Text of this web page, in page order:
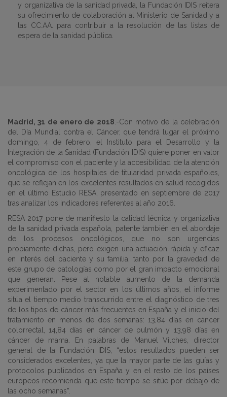
y organizativa de la sanidad privada, la Fundación IDIS reitera
su ofrecimiento de colaboración al Ministerio de Sanidad y a
las CC.AA. para contribuir a la resolución de las listas de
espera de la sanidad pública.
Madrid, 31 de enero de 2018 .-Con motivo de la celebración
del Día Mundial contra el Cáncer, que tendrá lugar el próximo
domingo, 4 de febrero, el Instituto para el Desarrollo y la
Integración de la Sanidad (Fundación IDIS) quiere poner en valor
el compromiso con el paciente y la accesibilidad de la atención
oncológica de los hospitales de titularidad privada españoles,
que se reflejan en los excelentes resultados en salud recogidos
en el último Estudio RESA, presentado en septiembre de 2017
tras analizar los indicadores referentes al año 2016.
RESA 2017 pone de manifiesto la calidad técnica y organizativa
de la sanidad privada española, patente también en el abordaje
de los procesos oncológicos, que no son urgencias
propiamente dichas, pero exigen una actuación rápida y eficaz
en interés del paciente y su familia, tanto por la gravedad de
este grupo de patologías como por el gran impacto emocional
que generan. Pese al notable aumento de la demanda
experimentado por el sector en los últimos años, el informe
sitúa el tiempo medio transcurrido entre el diagnóstico de tres
de los tipos de cáncer más frecuentes en España y el inicio del
tratamiento en menos de dos semanas: 13,84 días en cáncer
colorrectal, 14,84 días en cáncer de pulmón y 13,98 días en
cáncer de mama. En palabras de Manuel Vilches, director
general de la Fundación IDIS, “estos resultados pueden ser
considerados excelentes, ya que la mayor parte de las guías y
protocolos publicados en España y en el resto de los países
europeos recomienda que este tiempo se sitúe por debajo de
las ocho semanas”.